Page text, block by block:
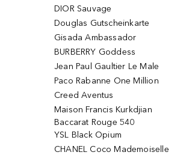
DIOR Sauvage
Douglas Gutscheinkarte
Gisada Ambassador
BURBERRY Goddess
Jean Paul Gaultier Le Male
Paco Rabanne One Million
Creed Aventus
Maison Francis Kurkdjian
Baccarat Rouge 540
YSL Black Opium
CHANEL Coco Mademoiselle